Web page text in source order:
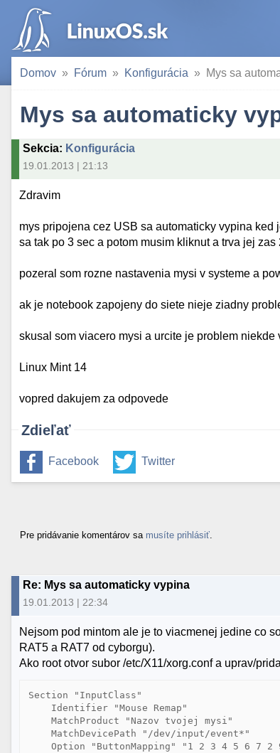
Domov Fórum Konfigurácia Mys sa
Mys sa automaticky
Sekcia: Konfigurácia
19.01.2013 | 21:13
Zdravim
mys pripojena cez USB sa automaticky vypina
sa tak po 3 sec a potom musim kliknut a trva jej
pozeral som rozne nastavenia mysi v systeme a
ak je notebook zapojeny do siete nieje ziadny
skusal som viacero mysi a urcite je problem niekde
Linux Mint 14
vopred dakujem za odpovede
Zdieľať
Facebook Twitter
Pre pridávanie komentárov sa musíte prihlásiť
Re: Mys sa automaticky vypina
19.01.2013 | 22:34
Nejsom pod mintom ale je to viacmenej jedine co
RAT5 a RAT7 od cyborgu).
Ako root otvor subor /etc/X11/xorg.conf a uprav/
Section "InputClass"
    Identifier "Mouse Remap"
    MatchProduct "Nazov tvojej mysi"
    MatchDevicePath "/dev/input/event*"
Option "ButtonMapping" "1 2 3 4 5 6 7 2